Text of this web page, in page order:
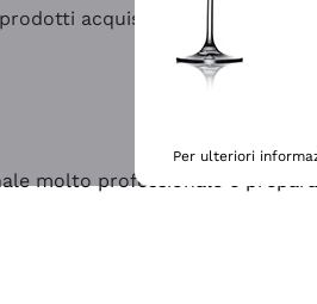
acquistati
molto professionale e
Per ulteriori